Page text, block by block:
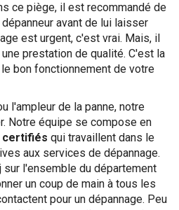
ce piège, il est recommandé de
avant de lui laisser
est urgent, c'est vrai. Mais, il
prestation de qualité. C'est la
bon fonctionnement de votre
l'ampleur de la panne, notre
Notre équipe se compose en
certifiés qui travaillent dans le
aux services de dépannage.
l'ensemble du département
un coup de main à tous les
pour un dépannage. Peu